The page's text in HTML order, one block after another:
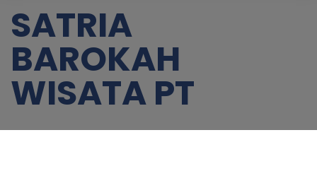
SATRIA
BAROKAH
WISATA PT